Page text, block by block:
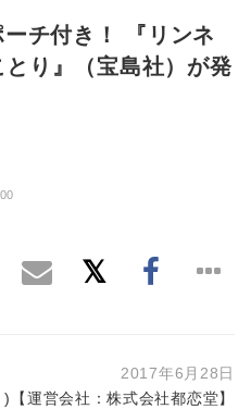
チ付き！ 『リンネ
り』（宝島社）が発
2017年6月28日
【運営会社：株式会社都恋堂】